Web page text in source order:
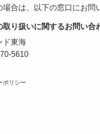
場合は、以下の窓口にお問
取り扱いに関するお問い合
ド東海
5610
ポリシー